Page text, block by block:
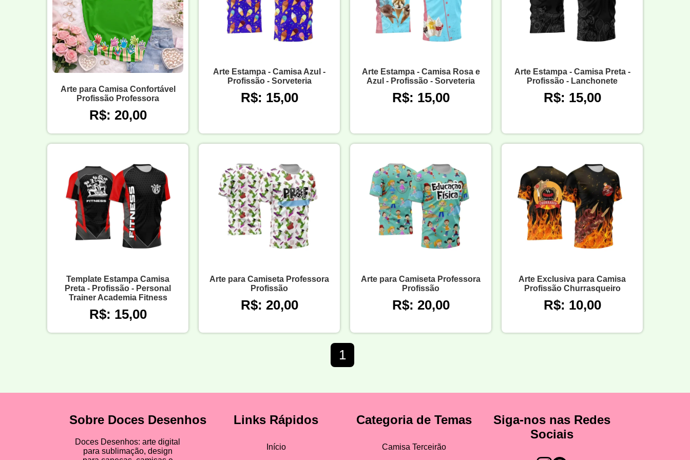
Arte para Camisa Confortável
Profissão Professora
R$: 20,00
Arte Estampa - Camisa Azul -
Profissão - Sorveteria
R$: 15,00
Arte Estampa - Camisa Rosa e
Azul - Profissão - Sorveteria
R$: 15,00
Arte Estampa - Camisa Preta -
Profissão - Lanchonete
R$: 15,00
Template Estampa Camisa
Preta - Profissão - Personal
Trainer Academia Fitness
R$: 15,00
Arte para Camiseta Professora
Profissão
R$: 20,00
Arte para Camiseta Professora
Profissão
R$: 20,00
Arte Exclusiva para Camisa
Profissão Churrasqueiro
R$: 10,00
1
Sobre Doces Desenhos
Doces Desenhos: arte digital
para sublimação, design
Links Rápidos
Início
Categoria de Temas
Camisa Terceirão
Siga-nos nas Redes
Sociais